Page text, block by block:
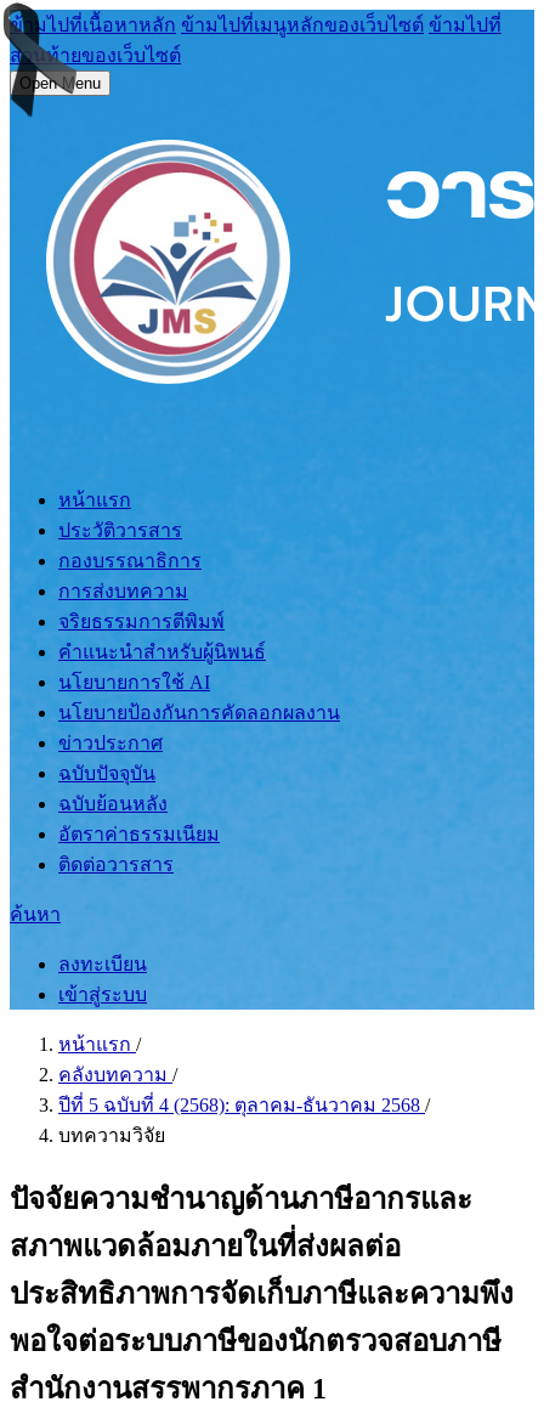
ข้ามไปที่เนื้อหาหลัก ข้ามไปที่เมนูหลักของเว็บไซต์ ข้ามไปที่
ส่วนท้ายของเว็บไซต์
Open Menu
หน้าแรก
ประวัติวารสาร
กองบรรณาธิการ
การส่งบทความ
จริยธรรมการตีพิมพ์
คำแนะนำสำหรับผู้นิพนธ์
นโยบายการใช้ AI
นโยบายป้องกันการคัดลอกผลงาน
ข่าวประกาศ
ฉบับปัจจุบัน
ฉบับย้อนหลัง
อัตราค่าธรรมเนียม
ติดต่อวารสาร
ค้นหา
ลงทะเบียน
เข้าสู่ระบบ
หน้าแรก /
คลังบทความ /
ปีที่ 5 ฉบับที่ 4 (2568): ตุลาคม-ธันวาคม 2568 /
บทความวิจัย
ปัจจัยความชำนาญด้านภาษีอากรและ
สภาพแวดล้อมภายในที่ส่งผลต่อ
ประสิทธิภาพการจัดเก็บภาษีและความพึง
พอใจต่อระบบภาษีของนักตรวจสอบภาษี
สำนักงานสรรพากรภาค 1